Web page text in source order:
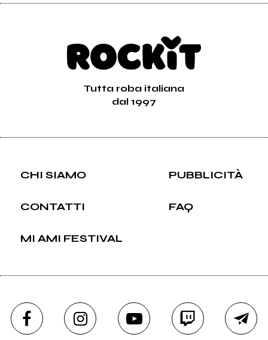
Tutta roba italiana
dal 1997
CHI SIAMO PUBBLICITÀ
CONTATTI FAQ
MI AMI FESTIVAL